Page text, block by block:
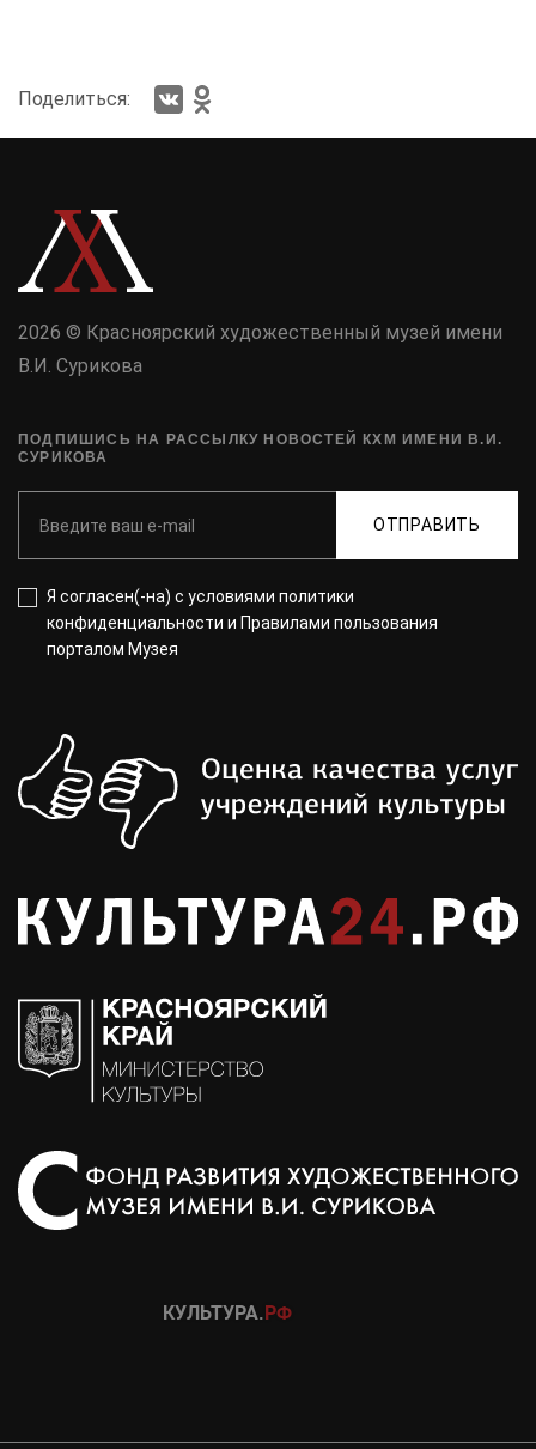
Поделиться:
2026 © Красноярский художественный музей имени
В.И. Сурикова
ПОДПИШИСЬ НА РАССЫЛКУ НОВОСТЕЙ КХМ ИМЕНИ В.И.
СУРИКОВА
ОТПРАВИТЬ
Я согласен(-на) с условиями политики
конфиденциальности и Правилами пользования
порталом Музея